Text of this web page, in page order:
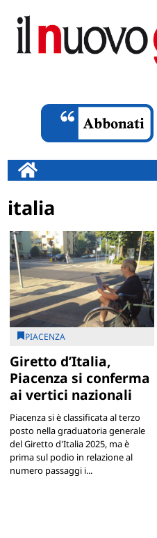
italia
PIACENZA
Giretto d’Italia,
Piacenza si conferma
ai vertici nazionali
Piacenza si è classificata al terzo
posto nella graduatoria generale
del Giretto d'Italia 2025, ma è
prima sul podio in relazione al
numero passaggi i...